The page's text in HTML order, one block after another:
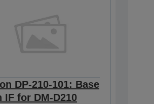
DP-210-101: Base
IF for DM-D210